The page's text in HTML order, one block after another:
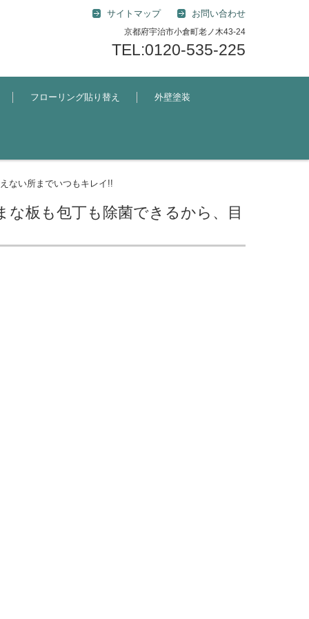
サイトマップ お問い合わせ
京都府宇治市小倉町老ノ木43-24
TEL:0120-535-225
フローリング貼り替え 外壁塗装
ない所までいつもキレイ!!
板も包丁も除菌できるから、目